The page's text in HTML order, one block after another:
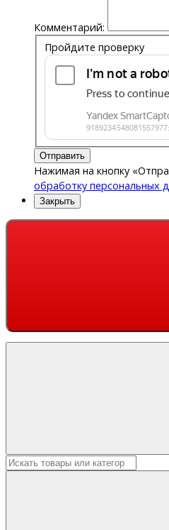
Комментарий:
Пройдите проверку
Отправить
Нажимая на кнопку
обработку персональных
Закрыть